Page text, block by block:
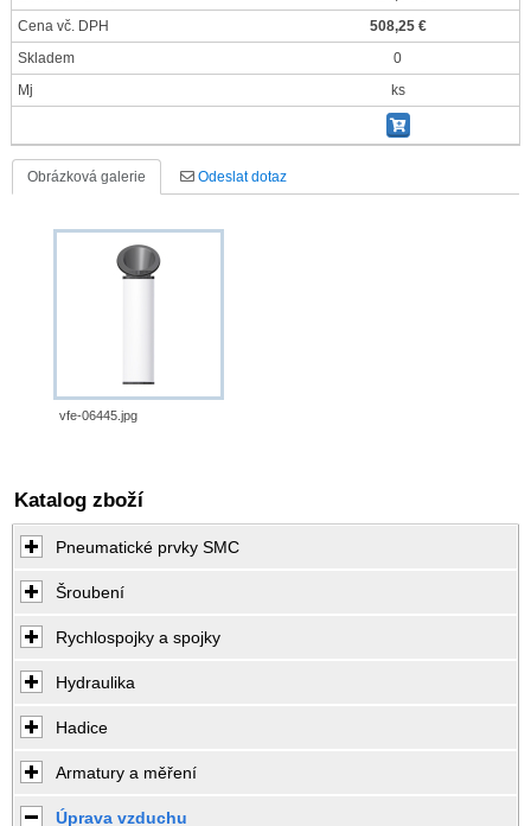
Cena vč. DPH
508,25 €
Skladem
0
Mj
ks
Obrázková galerie Odeslat dotaz
vfe-06445.jpg
Katalog zboží
Pneumatické prvky SMC
Šroubení
Rychlospojky a spojky
Hydraulika
Hadice
Armatury a měření
Úprava vzduchu